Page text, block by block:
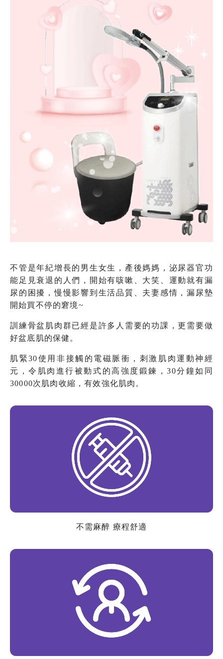
不管是年紀增長的男生女生，產後媽媽，泌尿器官功
能足見衰退的人們，開始有咳嗽、大笑、運動就有漏
尿的困擾，慢慢影響到生活品質、夫妻感情，漏尿墊
開始買不停的窘境~
訓練骨盆肌肉群已經是許多人需要的功課，更需要做
好盆底肌的保健。
肌緊30使用非接觸的電磁脈衝，刺激肌肉運動神經
元，令肌肉進行被動式的高強度鍛鍊，30分鐘如同
30000次肌肉收縮，有效強化肌肉。
不需麻醉 療程舒適